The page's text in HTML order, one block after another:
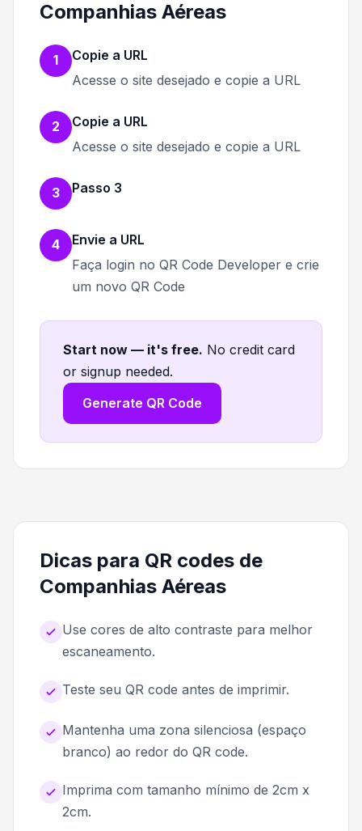
Companhias Aéreas
1
Copie a URL
Acesse o site desejado e copie a URL
2
Copie a URL
Acesse o site desejado e copie a URL
3 Passo 3
4
Envie a URL
Faça login no QR Code Developer e crie
um novo QR Code
Start now — it's free. No credit card
or signup needed.
Generate QR Code
Dicas para QR codes de
Companhias Aéreas
Use cores de alto contraste para melhor
escaneamento.
Teste seu QR code antes de imprimir.
Mantenha uma zona silenciosa (espaço
branco) ao redor do QR code.
Imprima com tamanho mínimo de 2cm x
2cm.